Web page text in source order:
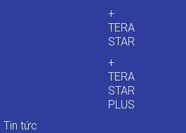
+
TERA
STAR
+
TERA
STAR
PLUS
Tin tức